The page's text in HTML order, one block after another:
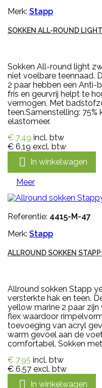
Merk: Stapp
SOKKEN ALL-ROUND
Sokken All-round light
niet voelbare teennaad.
2 paar hebben een Anti-
fris en geurvrij helpt te
vermogen. Met
teen.Samenstelling: 75%
elastomeer.
€ 7,49 incl. btw
€ 6,19 excl. btw
 In winkelwagen
Meer
Referentie: 4415-M-47
Merk: Stapp
ALLROUND SOKKEN
Allround sokken Stapp
versterkte hak en teen.
yellow marine 2 paar
flex waardoor
toevoeging van acryl
warm gevoel aan de
comfortabel. Sokken
€ 7,95 incl. btw
€ 6,57 excl. btw
 In winkelwagen